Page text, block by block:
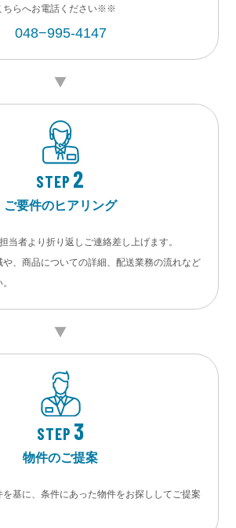
らへお電話ください※※
048−995-4147
STEP 2
ご要件のヒアリング
当者より折り返しご連絡差し上げます。
、商品についての詳細、配送業務の流れなど
STEP 3
物件のご提案
を基に、条件にあった物件をお探ししてご提案